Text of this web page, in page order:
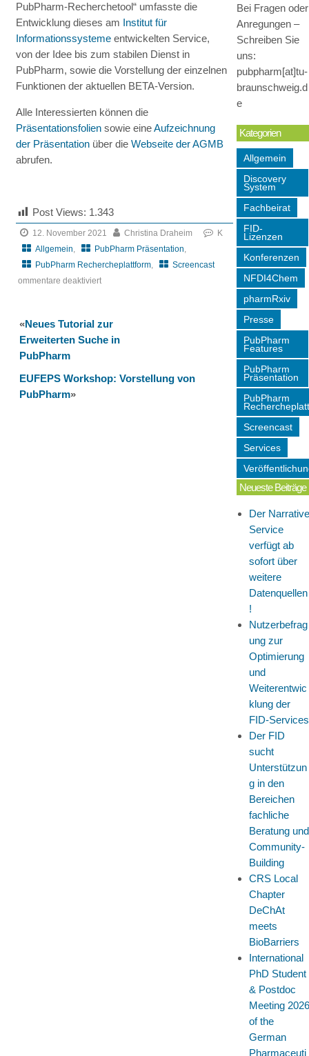
PubPharm-Recherchetool“ umfasste die
Entwicklung dieses am Institut für
Informationssysteme entwickelten Service,
von der Idee bis zum stabilen Dienst in
PubPharm, sowie die Vorstellung der einzelnen
Funktionen der aktuellen BETA-Version.
Alle Interessierten können die
Präsentationsfolien sowie eineAufzeichnung
der Präsentation über dieWebseite der AGMB
abrufen.
Post Views: 1.343
12. November 2021
Christina Draheim
Allgemein, PubPharm Präsentation,
PubPharm Rechercheplattform, Screencast
K
ommentare deaktiviert
Pharmazie
auf
AGMB-
«Neues Tutorial zur
Erweiterten Suche in
PubPharm
EUFEPS Workshop: Vorstellung von
PubPharm»
Bei Fragen oder
Anregungen –
Schreiben Sie
uns:
pubpharm[at]tu-
braunschweig.d
e
Kategorien
Allgemein
Discovery
System
Fachbeirat
FID-
Lizenzen
Konferenzen
NFDI4Chem
pharmRxiv
Presse
PubPharm
Features
PubPharm
Präsentation
PubPharm
Screencast
Services
Neueste Beiträge
Der Narrative
Service
verfügt ab
sofort über
weitere
Datenquellen
!
Nutzerbefrag
ung zur
Optimierung
und
Weiterentwic
klung der
FID-Services
Der FID
sucht
Unterstützun
g in den
Bereichen
fachliche
Beratung und
Community-
Building
CRS Local
Chapter
DeChAt
meets
BioBarriers
International
PhD Student
& Postdoc
Meeting 2026
of the
German
Pharmaceuti